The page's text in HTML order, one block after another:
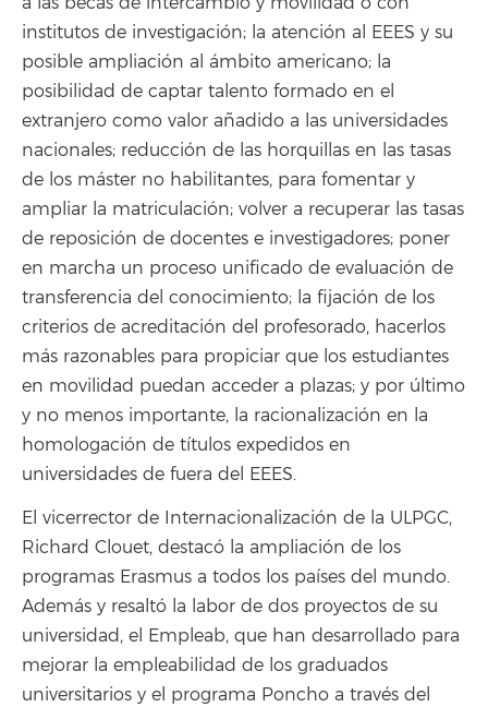
institutos de investigación; la atención al EEES y su
posible ampliación al ámbito americano; la
posibilidad de captar talento formado en el
extranjero como valor añadido a las universidades
nacionales; reducción de las horquillas en las tasas
de los máster no habilitantes, para fomentar y
ampliar la matriculación; volver a recuperar las tasas
de reposición de docentes e investigadores; poner
en marcha un proceso unificado de evaluación de
transferencia del conocimiento; la fijación de los
criterios de acreditación del profesorado, hacerlos
más razonables para propiciar que los estudiantes
en movilidad puedan acceder a plazas; y por último
y no menos importante, la racionalización en la
homologación de títulos expedidos en
universidades de fuera del EEES.
El vicerrector de Internacionalización de la ULPGC,
Richard Clouet, destacó la ampliación de los
programas Erasmus a todos los países del mundo.
Además y resaltó la labor de dos proyectos de su
universidad, el Empleab, que han desarrollado para
mejorar la empleabilidad de los graduados
universitarios y el programa Poncho a través del